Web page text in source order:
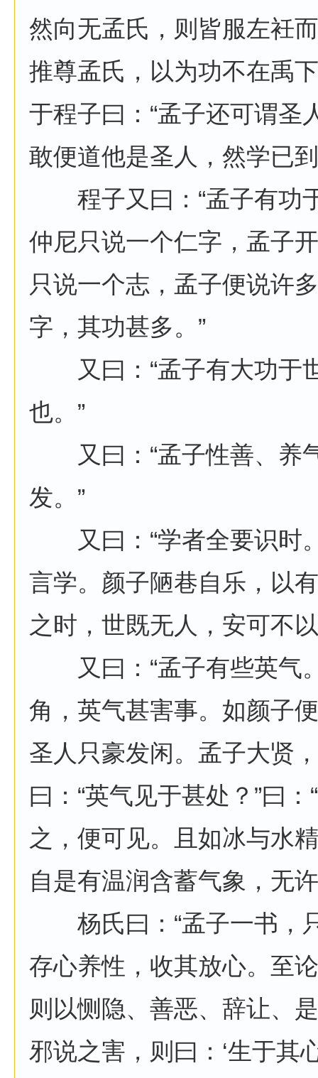
然向无孟氏，则皆服左衽
推尊孟氏，以为功不在禹
于程子曰：“孟子还可谓圣
敢便道他是圣人，然学已
程子又曰：“孟子有功
仲尼只说一个仁字，孟子
只说一个志，孟子便说许
字，其功甚多。”
又曰：“孟子有大功于
也。”
又曰：“孟子性善、养
发。”
又曰：“学者全要识时
言学。颜子陋巷自乐，以
之时，世既无人，安可不
又曰：“孟子有些英气
角，英气甚害事。如颜子
圣人只豪发闲。孟子大贤
曰：“英气见于甚处？”曰
之，便可见。且如冰与水
自是有温润含蓄气象，无
杨氏曰：“孟子一书，
存心养性，收其放心。至
则以恻隐、善恶、辞让、
邪说之害，则曰：‘生于其